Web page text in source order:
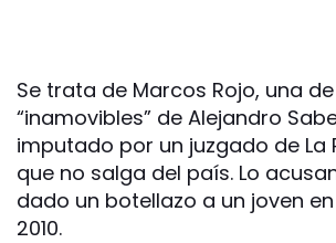
Se trata de Marcos Rojo, una
“inamovibles” de Alejandro
imputado por un juzgado de La
que no salga del país. Lo
dado un botellazo a un joven
2010.